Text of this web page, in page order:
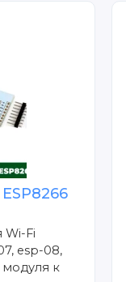
Wi-Fi
esp-08,
к